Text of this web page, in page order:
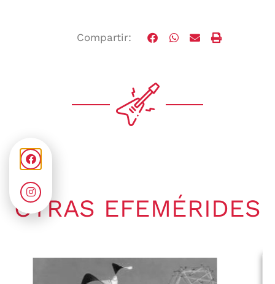
Compartir:
OTRAS EFEMÉRIDES